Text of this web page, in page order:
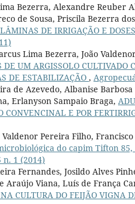
Bezerra, Alexandre Reuber
de Sousa, Priscila Bezerra
DE IRRIGAÇÃO E
Lima Bezerra, João
DE UM ARGISSOLO CULTIVADO
DE ESTABILIZAÇÃO ,
de Azevedo, Albanise
Erlanyson Sampaio Braga,
CONVENCINAL E POR
Pereira Filho,
do capim Tifton
1 (2014)
Fernandes, Josildo Alves
Viana, Luís de França
CULTURA DO FEIJÃO VIGNA